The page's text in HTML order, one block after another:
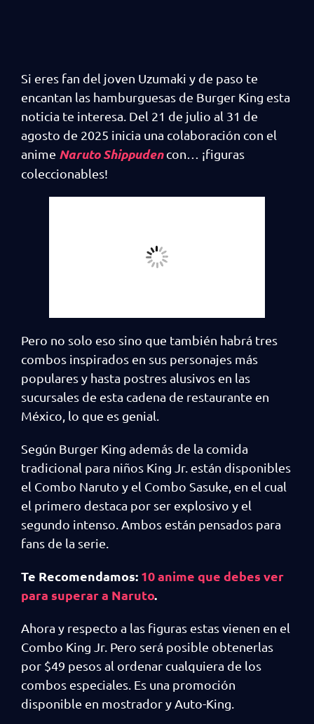
Si eres fan del joven Uzumaki y de paso te
encantan las hamburguesas de Burger King esta
noticia te interesa. Del 21 de julio al 31 de
agosto de 2025 inicia una colaboración con el
anime Naruto Shippudencon… ¡figuras
coleccionables!
Pero no solo eso sino que también habrá tres
combos inspirados en sus personajes más
populares y hasta postres alusivos en las
sucursales de esta cadena de restaurante en
México, lo que es genial.
Según Burger King además de la comida
tradicional para niños King Jr. están disponibles
el Combo Naruto y el Combo Sasuke, en el cual
el primero destaca por ser explosivo y el
segundo intenso. Ambos están pensados para
fans de la serie.
Te Recomendamos: 10 anime que debes ver
para superar a Naruto.
Ahora y respecto a las figuras estas vienen en el
Combo King Jr. Pero será posible obtenerlas
por $49 pesos al ordenar cualquiera de los
combos especiales. Es una promoción
disponible en mostrador y Auto-King.